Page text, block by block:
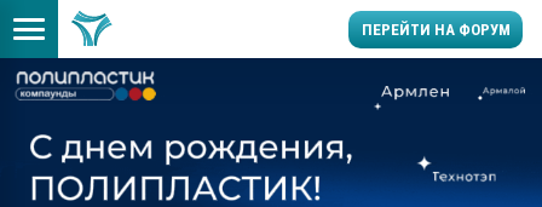
ПЕРЕЙТИ НА ФОРУМ